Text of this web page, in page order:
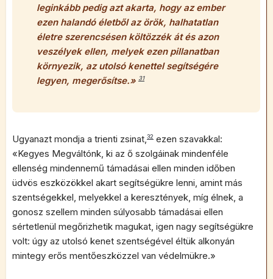
leginkább pedig azt akarta, hogy az ember
ezen halandó életből az örök, halhatatlan
életre szerencsésen költözzék át és azon
veszélyek ellen, melyek ezen pillanatban
környezik, az utolsó kenettel segítségére
legyen, megerősítse.» 31
Ugyanazt mondja a trienti zsinat,32 ezen szavakkal:
«Kegyes Megváltónk, ki az ő szolgáinak mindenféle
ellenség mindennemű támadásai ellen minden időben
üdvös eszközökkel akart segítségükre lenni, amint más
szentségekkel, melyekkel a keresztények, míg élnek, a
gonosz szellem minden súlyosabb támadásai ellen
sértetlenül megőrizhetik magukat, igen nagy segítségükre
volt: úgy az utolsó kenet szentségével éltük alkonyán
mintegy erős mentőeszközzel van védelmükre.»